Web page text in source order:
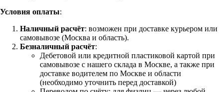
Условия оплаты:
Наличный расчёт: возможен при доставке курьером или
самовывозе (Москва и область).
Безналичный расчёт:
Дебетовой или кредитной пластиковой картой при
самовывозе с нашего склада в Москве, а также при
доставке водителем по Москве и области
(необходимо уточнить перед доставкой)